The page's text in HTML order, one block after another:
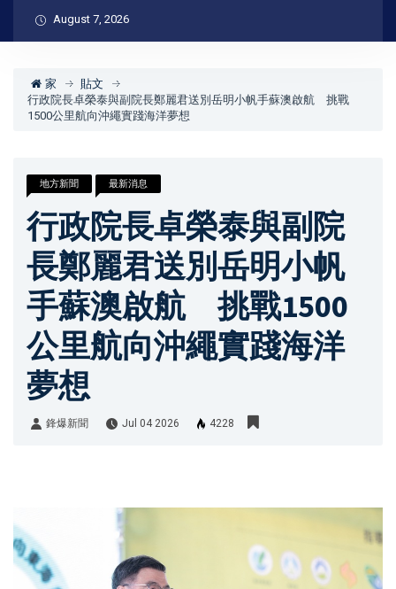
August 7, 2026
家
貼文
行政院長卓榮泰與副院長鄭麗君送別岳明小帆手蘇澳啟航 挑戰
1500公里航向沖繩實踐海洋夢想
地方新聞 最新消息
行政院長卓榮泰與副院
長鄭麗君送別岳明小帆
手蘇澳啟航 挑戰1500
公里航向沖繩實踐海洋
夢想
鋒爆新聞 Jul 04 2026 4228